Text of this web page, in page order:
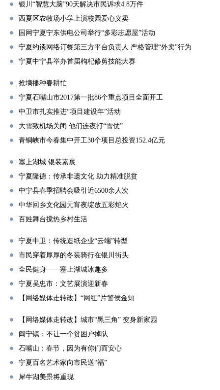
银川“智慧大脑”90天解决市民诉求4.8万件
西夏区农牧场小学上演校园爱心义卖
国网宁夏宁东供电公司举行“多彩志愿屋”活动
宁夏约谈网络订餐第三方平台负责人 严格管理“外卖”行为
宁夏中宁县举办首届枸杞修剪技能大赛
抢墒播种春耕忙
宁夏石嘴山市2017第一批86个重点项目全面开工
中卫市扎实推进“项目建设年”活动
大雪致机场关闭 他们连夜打“雪仗”
青铜峡市今春集中开工30个项目总投资152.4亿元
塞上湖城 银装素裹
宁夏隆德：传承非遗文化 助力精准脱贫
中宁县春季招聘会吸引近6500余人次
中华回乡文化园元宵夜绽放五彩焰火
百姓舞台搅热乡村生活
宁夏中卫：传统造纸企业“云端”转型
市民穿着厚厚的冬装骑行在银川街头
全民健身——塞上湖城冰趣多
宁夏吴忠市：文艺展演迎新春
【网络媒体走转改】“网红”片警侯金知
【网络媒体走转改】城市“黑三角” 变身新家园
闽宁镇：不让一个贫困户掉队
石嘴山：春节，因为有你们而安心
宁夏百名艺术家向市民送“福”
犀牛湖美景将重现